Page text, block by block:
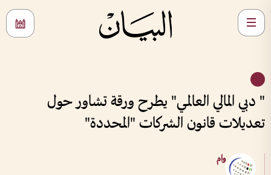
" دبي المالي العالمي" يطرح ورقة تشاور حول
تعديلات قانون الشركات "المحددة"
وام